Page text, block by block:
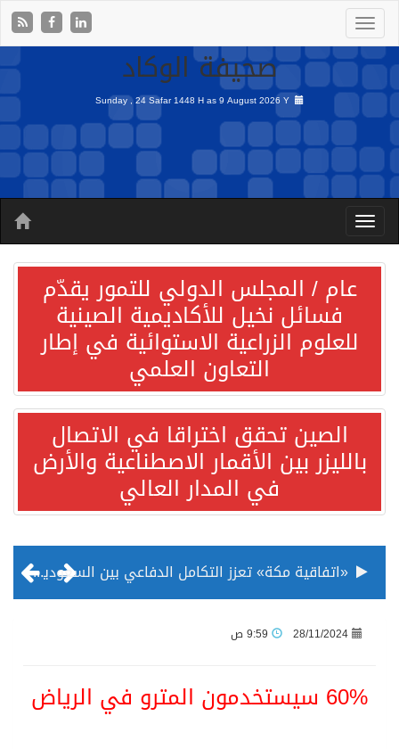
صحيفة الوكاد
Sunday , 24 Safar 1448 H as9 August 2026 Y
عام / المجلس الدولي للتمور يقدّم
فسائل نخيل للأكاديمية الصينية
للعلوم الزراعية الاستوائية في إطار
التعاون العلمي
الصين تحقق اختراقا في الاتصال
بالليزر بين الأقمار الاصطناعية والأرض
في المدار العالي
«اتفاقية مكة» تعزز التكامل الدفاعي بين السعودية وتركيا وباكستان
28/11/2024
60% سيستخدمون المترو في الرياض